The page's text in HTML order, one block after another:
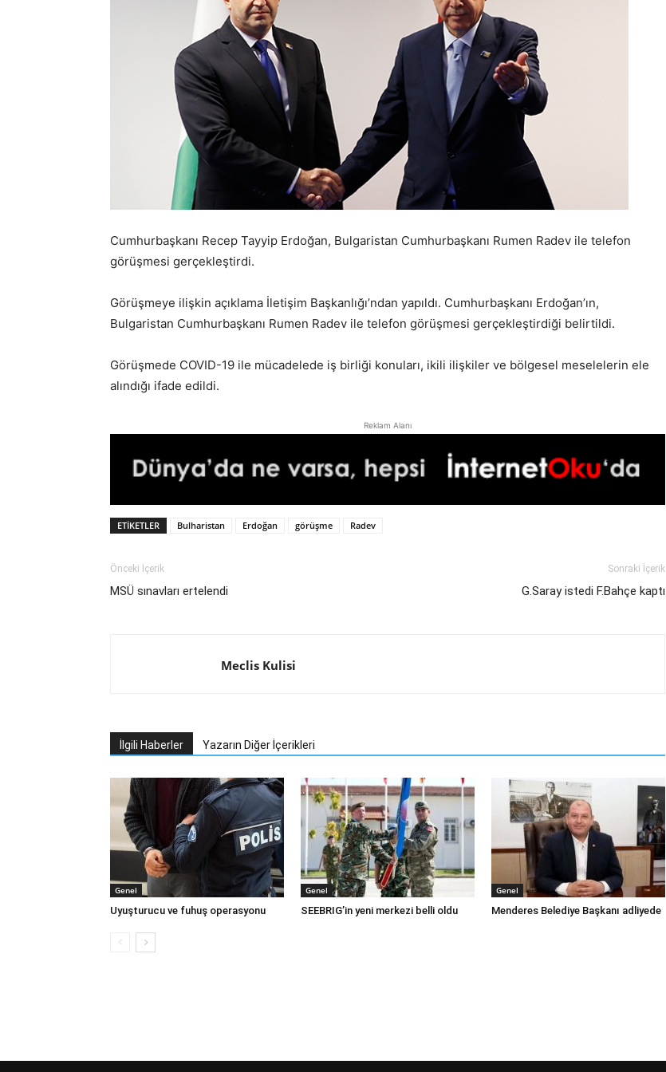
Cumhurbaşkanı Recep Tayyip Erdoğan, Bulgaristan Cumhurbaşkanı Rumen Radev ile telefon
görüşmesi gerçekleştirdi.
Görüşmeye ilişkin açıklama İletişim Başkanlığı’ndan yapıldı. Cumhurbaşkanı Erdoğan’ın,
Bulgaristan Cumhurbaşkanı Rumen Radev ile telefon görüşmesi gerçekleştirdiği belirtildi.
Görüşmede COVID-19 ile mücadelede iş birliği konuları, ikili ilişkiler ve bölgesel meselelerin ele
alındığı ifade edildi.
Reklam Alanı
ETIKETLER Bulharistan Erdoğan görüşme Radev
Önceki İçerik
MSÜ sınavları ertelendi
Sonraki İçerik
G.Saray istedi F.Bahçe kaptı
Meclis Kulisi
İlgili Haberler Yazarın Diğer İçerikleri
Genel
Uyuşturucu ve fuhuş operasyonu
Genel
SEEBRIG’in yeni merkezi belli oldu
Genel
Menderes Belediye Başkanı adliyede